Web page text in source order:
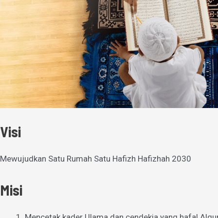
Visi
Mewujudkan Satu Rumah Satu Hafizh Hafizhah 2030
Misi